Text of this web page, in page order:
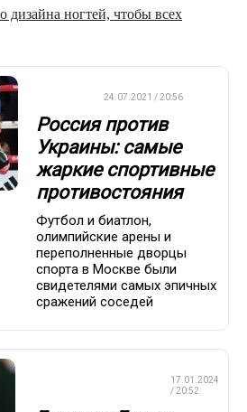
дизайна ногтей, чтобы всех
24.07.2021 / 20:56
Россия против
Украины: самые
жаркие спортивные
противостояния
Футбол и биатлон,
олимпийские арены и
переполненные дворцы
спорта в Москве были
свидетелями самых эпичных
сражений соседей
17.01.2024
/ 20:52